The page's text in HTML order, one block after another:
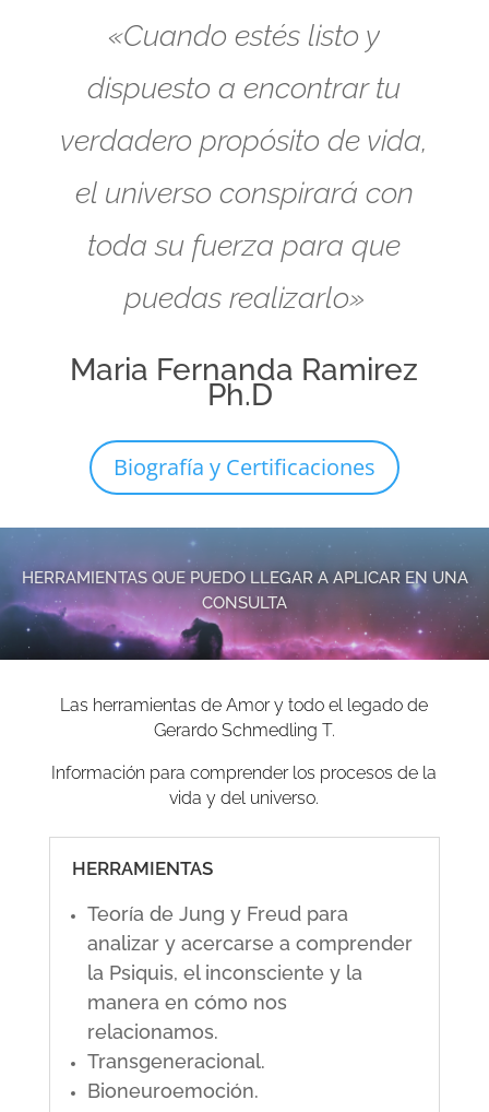
«Cuando estés listo y
dispuesto a encontrar tu
verdadero propósito de vida,
el universo conspirará con
toda su fuerza para que
puedas realizarlo»
Maria Fernanda Ramirez
Ph.D
Biografía y Certificaciones
HERRAMIENTAS QUE PUEDO LLEGAR A APLICAR EN UNA
CONSULTA
Las herramientas de Amor y todo el legado de
Gerardo Schmedling T.
Información para comprender los procesos de la
vida y del universo.
HERRAMIENTAS
Teoría de Jung y Freud para
analizar y acercarse a comprender
la Psiquis, el inconsciente y la
manera en cómo nos
relacionamos.
Transgeneracional.
Bioneuroemoción.